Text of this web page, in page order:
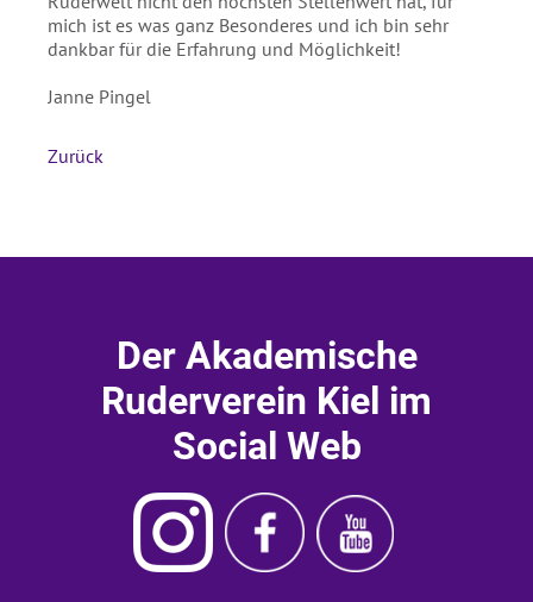
mich ist es was ganz Besonderes und ich bin sehr
dankbar für die Erfahrung und Möglichkeit!
Janne Pingel
Zurück
Der Akademische
Ruderverein Kiel im
Social Web
Instagram
Akademischer
Ruderverein
Ruderverein
Kiel
Facebook
Kiel
Youtube